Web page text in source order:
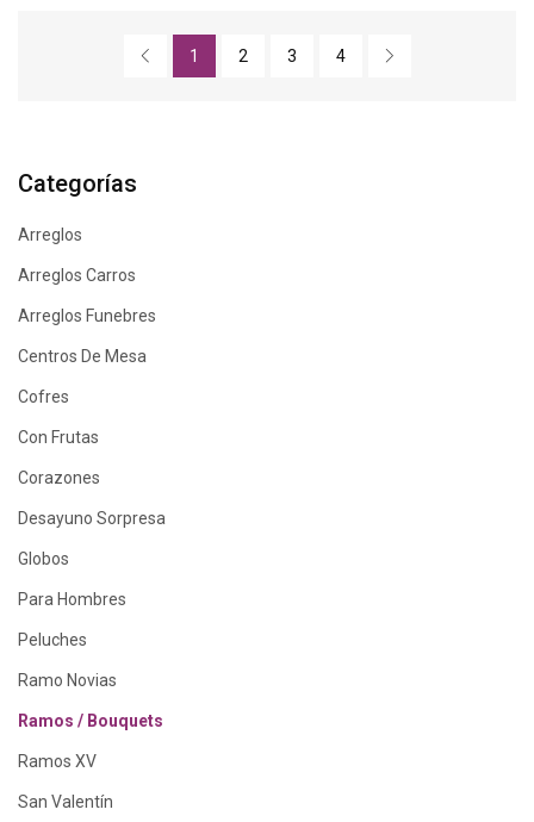
Categorías
Arreglos
Arreglos Carros
Arreglos Funebres
Centros De Mesa
Cofres
Con Frutas
Corazones
Desayuno Sorpresa
Globos
Para Hombres
Peluches
Ramo Novias
Ramos / Bouquets
Ramos XV
San Valentín
1 2 3 4